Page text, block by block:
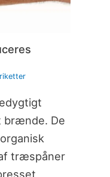
brænde. De
træspåner